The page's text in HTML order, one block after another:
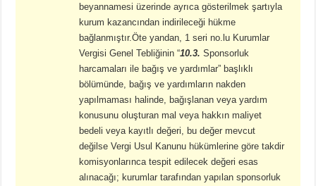
beyannamesi üzerinde ayrıca gösterilmek şartıyla
kurum kazancından indirileceği hükme
bağlanmıştır.Öte yandan, 1 seri no.lu Kurumlar
Vergisi Genel Tebliğinin “10.3. Sponsorluk
harcamaları ile bağış ve yardımlar” başlıklı
bölümünde, bağış ve yardımların nakden
yapılmaması halinde, bağışlanan veya yardım
konusunu oluşturan mal veya hakkın maliyet
bedeli veya kayıtlı değeri, bu değer mevcut
değilse Vergi Usul Kanunu hükümlerine göre takdir
komisyonlarınca tespit edilecek değeri esas
alınacağı; kurumlar tarafından yapılan sponsorluk